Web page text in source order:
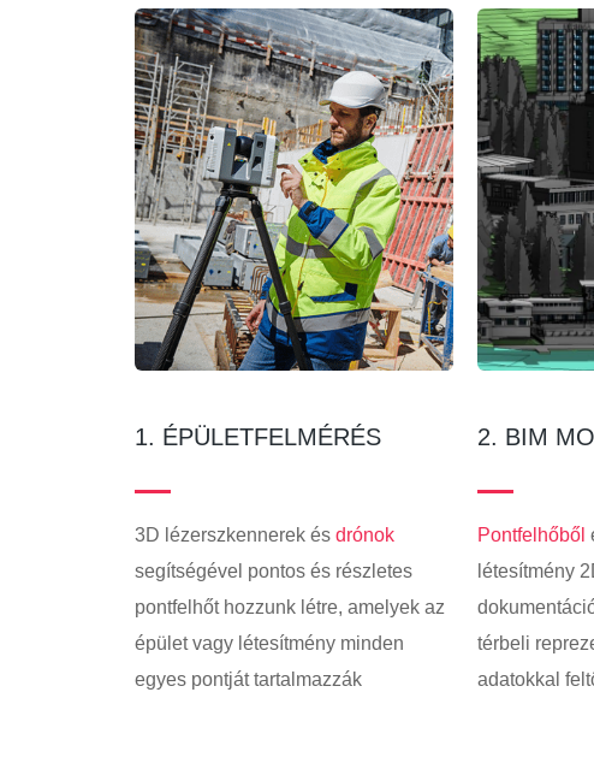
1. ÉPÜLETFELMÉRÉS
3D lézerszkennerek és drónok
segítségével pontos és részletes
pontfelhőt hozzunk létre, amelyek az
épület vagy létesítmény minden
egyes pontját tartalmazzák
2. BIM
Pontfelhőből
létesítmény
térbeli
adatokkal